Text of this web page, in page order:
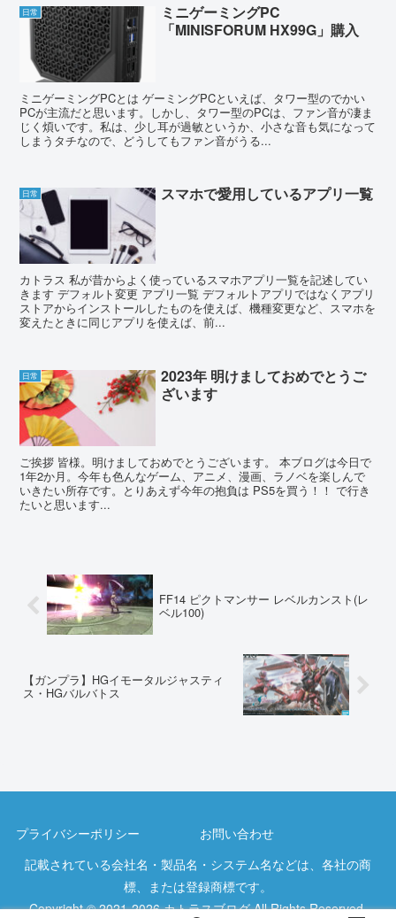
日常
ミニゲーミングPC
「MINISFORUM HX99G」購入
ミニゲーミングPCとは ゲーミングPCといえば、タワー型のでかい
PCが主流だと思います。しかし、タワー型のPCは、ファン音が凄ま
じく煩いです。私は、少し耳が過敏というか、小さな音も気になって
しまうタチなので、どうしてもファン音がうる...
日常 スマホで愛用しているアプリ一覧
カトラス 私が昔からよく使っているスマホアプリ一覧を記述してい
きます デフォルト変更 アプリ一覧 デフォルトアプリではなくアプリ
ストアからインストールしたものを使えば、機種変更など、スマホを
変えたときに同じアプリを使えば、前...
日常
2023年 明けましておめでとうご
ざいます
ご挨拶 皆様。明けましておめでとうございます。 本ブログは今日で
1年2か月。今年も色んなゲーム、アニメ、漫画、ラノベを楽しんで
いきたい所存です。とりあえず今年の抱負は PS5を買う！！ で行き
たいと思います...
FF14 ピクトマンサー レベルカンスト(レ
ベル100)
【ガンプラ】HGイモータルジャスティ
ス・HGバルバトス
プライバシーポリシー
お問い合わせ
記載されている会社名・製品名・システム名などは、各社の商
標、または登録商標です。
Copyright © 2021-2026 カトラスブログ All Rights Reserved.